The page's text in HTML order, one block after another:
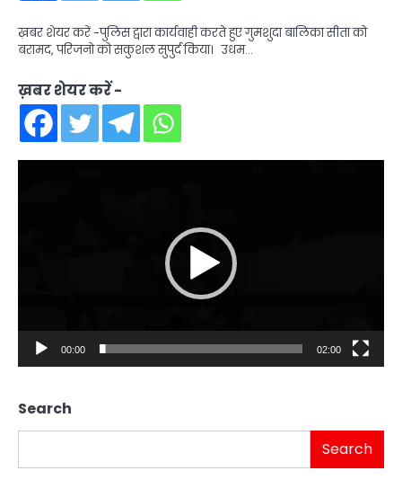
ख़बर शेयर करें -पुलिस द्वारा कार्यवाही करते हुए गुमशुदा बालिका सीता को
बरामद, परिजनो को सकुशल सुपुर्द किया। उधम…
ख़बर शेयर करें -
00:00 02:00
Search
Search